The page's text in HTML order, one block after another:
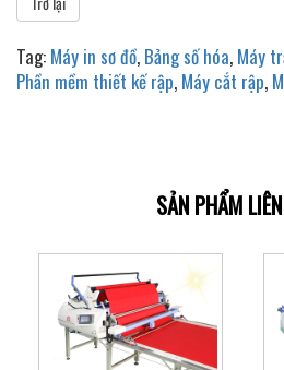
Tag: Máy in sơ đồ, Bảng số hóa, Máy
Phần mềm thiết kế rập, Máy cắt rập,
SẢN PHẨM